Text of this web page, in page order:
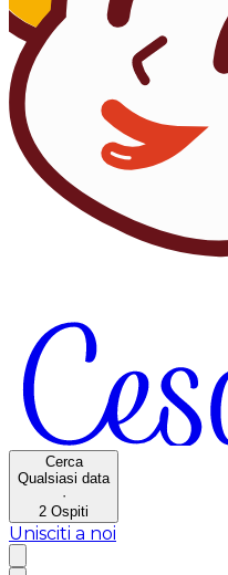
Cerca
Qualsiasi data
·
2 Ospiti
Unisciti a noi